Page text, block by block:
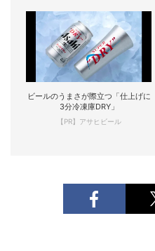
ビールのうまさが際立つ「仕上げに
3分冷凍庫DRY」
【PR】アサヒビール